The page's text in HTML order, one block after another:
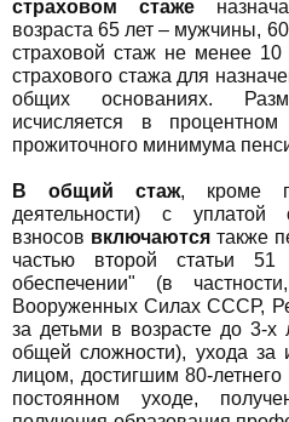
страховом стаже
возраста 65 лет – мужчины,
страховой стаж не менее 10
страхового стажа для
общих основаниях.
исчисляется в
прожиточного минимума
В общий стаж, кроме
деятельности) с уплатой
взносов включаются также
частью второй статьи
обеспечении" (в
Вооруженных Силах СССР,
за детьми в возрасте до 3-
общей сложности), ухода
лицом, достигшим 80-
постоянном уходе,